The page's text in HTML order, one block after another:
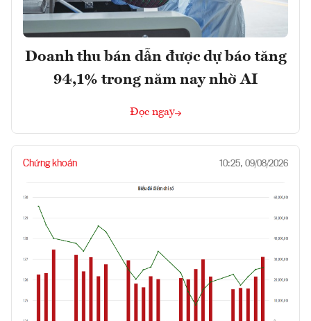
Doanh thu bán dẫn được dự báo tăng
94,1% trong năm nay nhờ AI
Đọc ngay
Chứng khoán 10:25, 09/08/2026